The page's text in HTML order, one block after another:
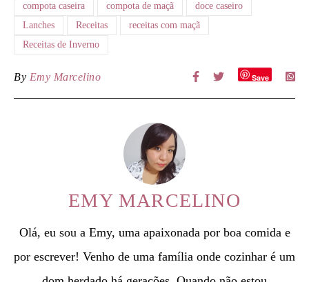
compota caseira compota de maçã
doce caseiro
Lanches
Receitas
receitas com maçã
Receitas de Inverno
By Emy Marcelino Save
EMY MARCELINO
Olá, eu sou a Emy, uma apaixonada por boa comida e
por escrever! Venho de uma família onde cozinhar é um